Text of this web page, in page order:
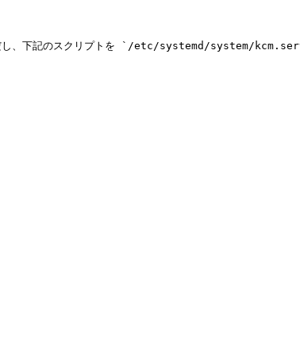
だし、下記のスクリプトを `/etc/systemd/system/